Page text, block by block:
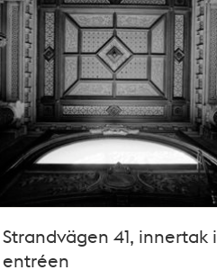
Strandvägen 41, innertak i
entréen